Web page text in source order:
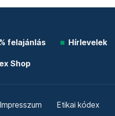
felajánlás Hírlevelek
Shop
Impresszum Etikai kódex